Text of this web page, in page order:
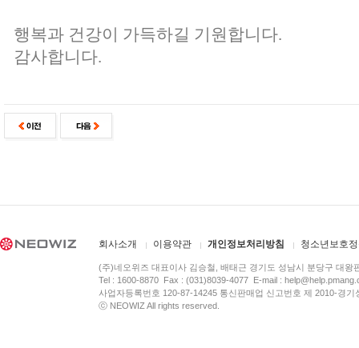
행복과 건강이 가득하길 기원합니다.
감사합니다.
회사소개 이용약관 개인정보처리방침 청소년보호
(주)네오위즈 대표이사 김승철, 배태근 경기도 성남시 분당구 대왕
Tel : 1600-8870 Fax : (031)8039-4077 E-mail :
사업자등록번호 120-87-14245 통신판매업 신고번호 제 2010-경
ⓒ NEOWIZ All rights reserved.